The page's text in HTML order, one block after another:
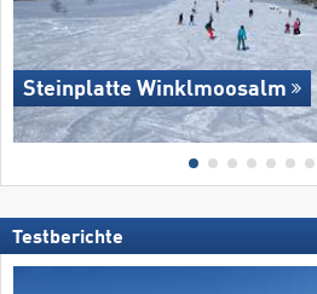
Steinplatte Winklmoosalm
Testberichte